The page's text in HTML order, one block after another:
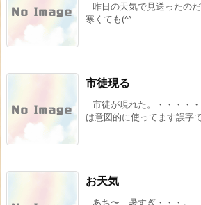
昨日の天気で見送ったの
寒くても(^^
市徒現る
市徒が現れた。・・・・
は意図的に使ってます誤字
お天気
あち〜 暑すぎ・・・。